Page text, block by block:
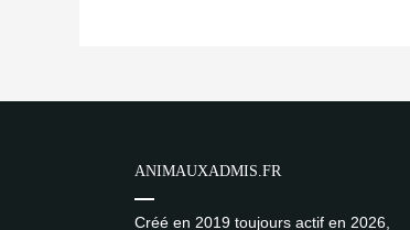
ANIMAUXADMIS.FR
Créé en 2019 toujours actif en 2026,